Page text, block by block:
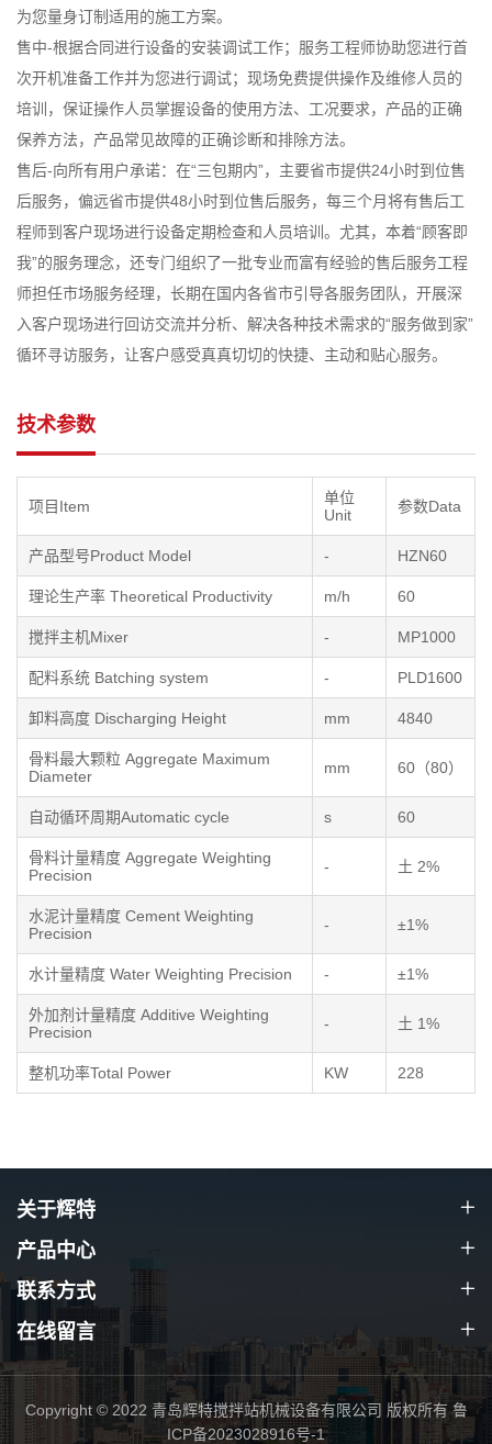
为您量身订制适用的施工方案。
售中-根据合同进行设备的安装调试工作；服务工程师协助您进行首
次开机准备工作并为您进行调试；现场免费提供操作及维修人员的
培训，保证操作人员掌握设备的使用方法、工况要求，产品的正确
保养方法，产品常见故障的正确诊断和排除方法。
售后-向所有用户承诺：在“三包期内”，主要省市提供24小时到位售
后服务，偏远省市提供48小时到位售后服务，每三个月将有售后工
程师到客户现场进行设备定期检查和人员培训。尤其，本着“顾客即
我”的服务理念，还专门组织了一批专业而富有经验的售后服务工程
师担任市场服务经理，长期在国内各省市引导各服务团队，开展深
入客户现场进行回访交流并分析、解决各种技术需求的“服务做到家”
循环寻访服务，让客户感受真真切切的快捷、主动和贴心服务。
技术参数
项目Item
单位
Unit
参数Data
产品型号Product Model - HZN60
理论生产率 Theoretical Productivity m/h 60
搅拌主机Mixer - MP1000
配料系统 Batching system - PLD1600
卸料高度 Discharging Height mm 4840
骨料最大颗粒 Aggregate Maximum
Diameter
mm 60（80）
自动循环周期Automatic cycle s 60
骨料计量精度 Aggregate Weighting
Precision
- 土 2%
水泥计量精度 Cement Weighting
Precision
- ±1%
水计量精度 Water Weighting Precision - ±1%
外加剂计量精度 Additive Weighting
Precision
- 土 1%
整机功率Total Power KW 228
关于辉特
产品中心
联系方式
在线留言
Copyright © 2022 青岛辉特搅拌站机械设备有限公司 版权所有鲁
ICP备2023028916号-1